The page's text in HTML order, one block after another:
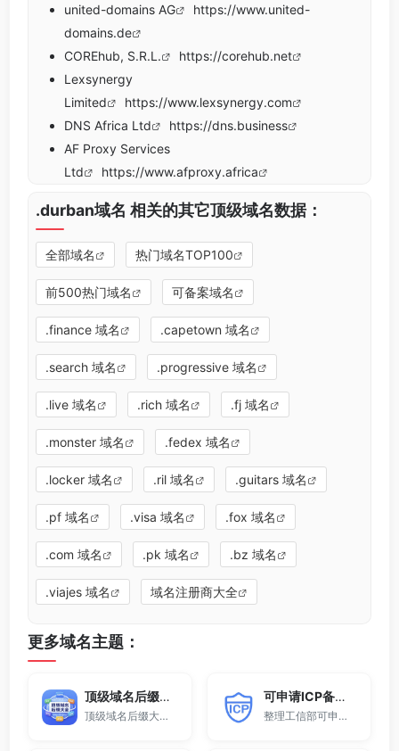
united-domains AG
https://www.united-
domains.de
COREhub, S.R.L.
https://corehub.net
Lexsynergy
Limited
https://www.lexsynergy.com
DNS Africa Ltd
https://dns.business
AF Proxy Services
Ltd
https://www.afproxy.africa
.durban域名 相关的其它顶级域名数据：
全部域名 热门域名TOP100
前500热门域名 可备案域名
.finance 域名 .capetown 域名
.search 域名 .progressive 域名
.live 域名 .rich 域名 .fj 域名
.monster 域名 .fedex 域名
.locker 域名 .ril 域名 .guitars 域名
.pf 域名 .visa 域名 .fox 域名
.com 域名 .pk 域名 .bz 域名
.viajes 域名 域名注册商大全
更多域名主题：
顶级域名后缀大全
顶级域名后缀大全收录全球已开放注册的所有TLD后缀，包括gTLD、ccTLD、品牌域名后缀等。
可申请ICP备案域名后缀大全
整理工信部可申请ICP网站备案的域名后缀大全。